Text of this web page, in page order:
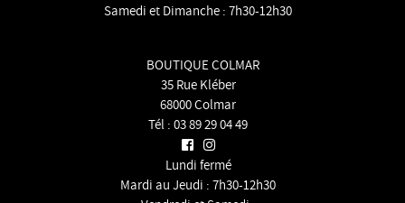
Samedi et Dimanche : 7h30-12h30
BOUTIQUE COLMAR
35 Rue Kléber
68000 Colmar
Tél : 03 89 29 04 49
Lundi fermé
Mardi au Jeudi : 7h30-12h30